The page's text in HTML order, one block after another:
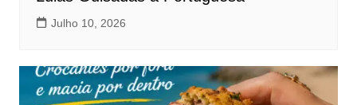
Julho 10, 2026